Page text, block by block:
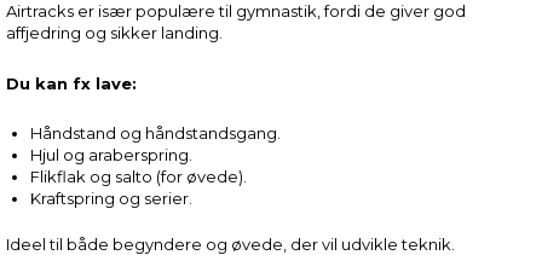
Airtracks er især populære til gymnastik, fordi de giver god
affjedring og sikker landing.
Du kan fx lave:
Håndstand og håndstandsgang.
Hjul og araberspring.
Flikflak og salto (for øvede).
Kraftspring og serier.
Ideel til både begyndere og øvede, der vil udvikle teknik.